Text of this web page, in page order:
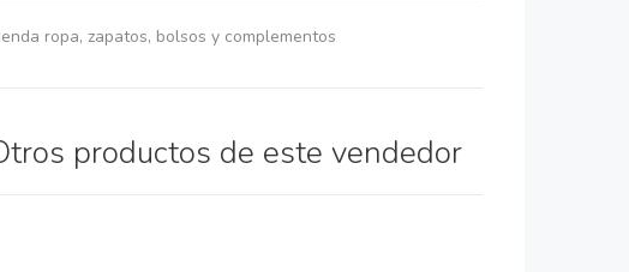
ropa, zapatos, bolsos y complementos
productos de este vendedor